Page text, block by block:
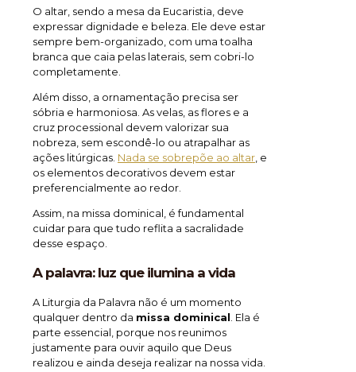
O altar, sendo a mesa da Eucaristia, deve
expressar dignidade e beleza. Ele deve estar
sempre bem-organizado, com uma toalha
branca que caia pelas laterais, sem cobri-lo
completamente.
Além disso, a ornamentação precisa ser
sóbria e harmoniosa. As velas, as flores e a
cruz processional devem valorizar sua
nobreza, sem escondê-lo ou atrapalhar as
ações litúrgicas. Nada se sobrepõe ao altar , e
os elementos decorativos devem estar
preferencialmente ao redor.
Assim, na missa dominical, é fundamental
cuidar para que tudo reflita a sacralidade
desse espaço.
A palavra: luz que ilumina a vida
A Liturgia da Palavra não é um momento
qualquer dentro da missa dominical . Ela é
parte essencial, porque nos reunimos
justamente para ouvir aquilo que Deus
realizou e ainda deseja realizar na nossa vida.